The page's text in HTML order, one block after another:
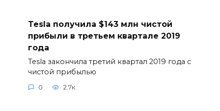
Tesla получила $143 млн чистой
прибыли в третьем квартале 2019
года
Tesla закончила третий квартал 2019 года с
чистой прибылью
0 2.7к.